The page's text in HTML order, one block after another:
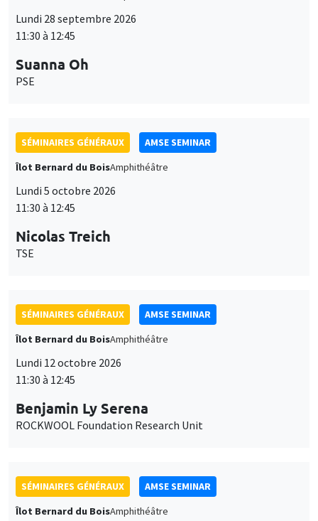
Lundi 28 septembre 2026
11:30 à 12:45
Suanna Oh
PSE
SÉMINAIRES GÉNÉRAUX
AMSE SEMINAR
Îlot Bernard du BoisAmphithéâtre
Lundi 5 octobre 2026
11:30 à 12:45
Nicolas Treich
TSE
SÉMINAIRES GÉNÉRAUX
AMSE SEMINAR
Îlot Bernard du BoisAmphithéâtre
Lundi 12 octobre 2026
11:30 à 12:45
Benjamin Ly Serena
ROCKWOOL Foundation Research Unit
SÉMINAIRES GÉNÉRAUX
AMSE SEMINAR
Îlot Bernard du BoisAmphithéâtre